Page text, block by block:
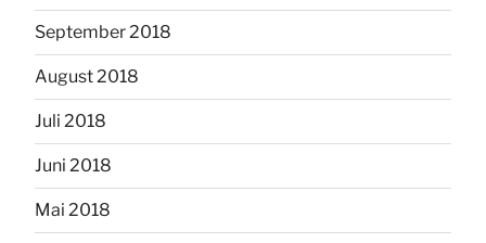
September 2018
August 2018
Juli 2018
Juni 2018
Mai 2018